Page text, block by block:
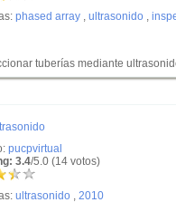
phased array , ultrasonido ,
tuberías mediante
pucpvirtual
3.4/5.0 (14 votos)
ultrasonido , 2010